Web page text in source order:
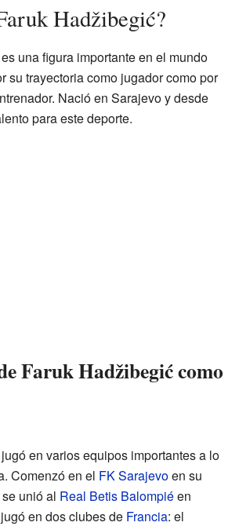
Hadžibegić?
una figura importante en el mundo
su trayectoria como jugador como por
Nació en Sarajevo y desde
para este deporte.
Faruk Hadžibegić como
en varios equipos importantes a lo
Comenzó en el FK Sarajevoen su
unió al Real Betis Balompiéen
en dos clubes de Francia: el